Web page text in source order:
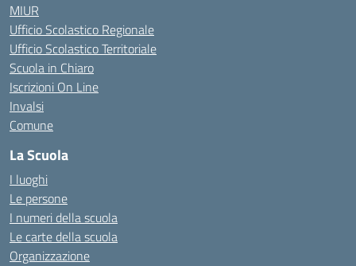
MIUR
Ufficio Scolastico Regionale
Ufficio Scolastico Territoriale
Scuola in Chiaro
Iscrizioni On Line
Invalsi
Comune
La Scuola
I luoghi
Le persone
I numeri della scuola
Le carte della scuola
Organizzazione